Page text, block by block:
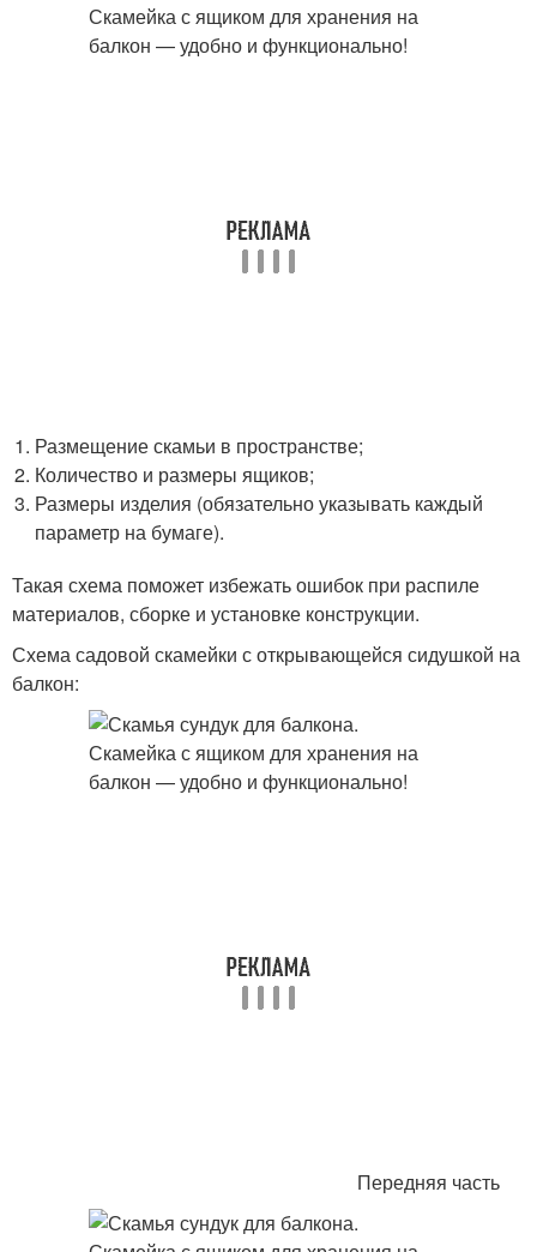
Размещение скамьи в пространстве;
Количество и размеры ящиков;
Размеры изделия (обязательно указывать каждый
параметр на бумаге).
Такая схема поможет избежать ошибок при распиле
материалов, сборке и установке конструкции.
Схема садовой скамейки с открывающейся сидушкой на
балкон:
Передняя часть